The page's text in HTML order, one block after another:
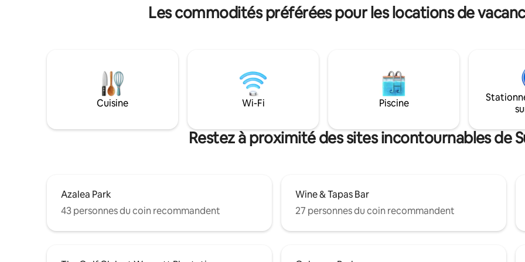
en voiture du centre-ville de Charleston,
de la ville historique de S'ville, des plages
beaucoup d'œuvres d'art. Les
restaurants et les divertissements sont
et de charme classique.
séjour dès aujourd'hui et
Les commodités préférées pour les locations de
Cuisine Wi-Fi Piscine
Restez à proximité des sites incontournables de
Azalea Park
43 personnes du coin recommandent
Wine & Tapas Bar
27 personnes du coin recommandent